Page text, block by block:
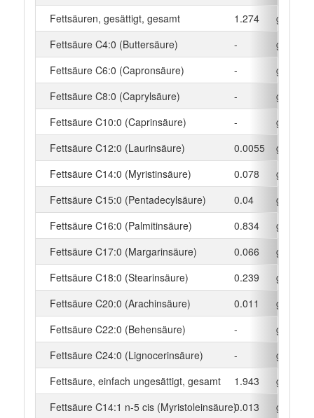
Fettsäuren, gesättigt, gesamt
1.274
g
Fettsäure C4:0 (Buttersäure)
-
g
Fettsäure C6:0 (Capronsäure)
-
g
Fettsäure C8:0 (Caprylsäure)
-
g
Fettsäure C10:0 (Caprinsäure)
-
g
Fettsäure C12:0 (Laurinsäure)
0.0055
g
Fettsäure C14:0 (Myristinsäure)
0.078
g
Fettsäure C15:0 (Pentadecylsäure)
0.04
g
Fettsäure C16:0 (Palmitinsäure)
0.834
g
Fettsäure C17:0 (Margarinsäure)
0.066
g
Fettsäure C18:0 (Stearinsäure)
0.239
g
Fettsäure C20:0 (Arachinsäure)
0.011
g
Fettsäure C22:0 (Behensäure)
-
g
Fettsäure C24:0 (Lignocerinsäure)
-
g
Fettsäure, einfach ungesättigt, gesamt
1.943
g
Fettsäure C14:1 n-5 cis (Myristoleinsäure)0.013
g